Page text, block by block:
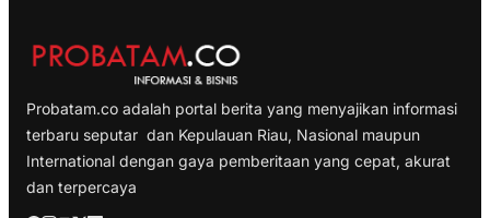
Probatam.co adalah portal berita yang menyajikan informasi
terbaru seputar dan Kepulauan Riau, Nasional maupun
International dengan gaya pemberitaan yang cepat, akurat
dan terpercaya